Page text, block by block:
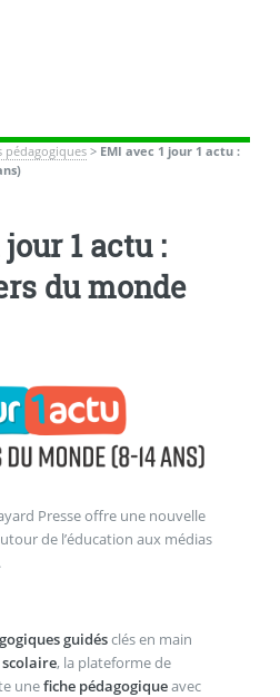
pédagogiques> EMI avec 1 jour 1 actu :
1 actu :
du monde
Presse offre une nouvelle
de l’éducation aux médias
guidésclés en main
, la plateforme de
unefiche pédagogiqueavec